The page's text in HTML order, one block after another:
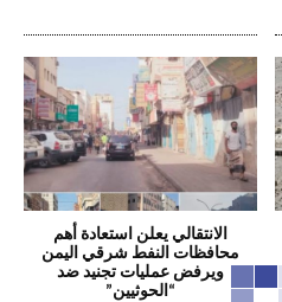
الانتقالي يعلن استعادة أهم
محافظات النفط شرقي اليمن
ويرفض عمليات تجنيد ضد
“الحوثيين”